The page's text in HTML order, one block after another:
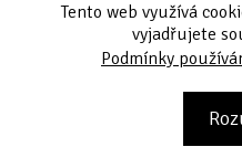
Tento web využívá
vyjadřujete
Podmínky